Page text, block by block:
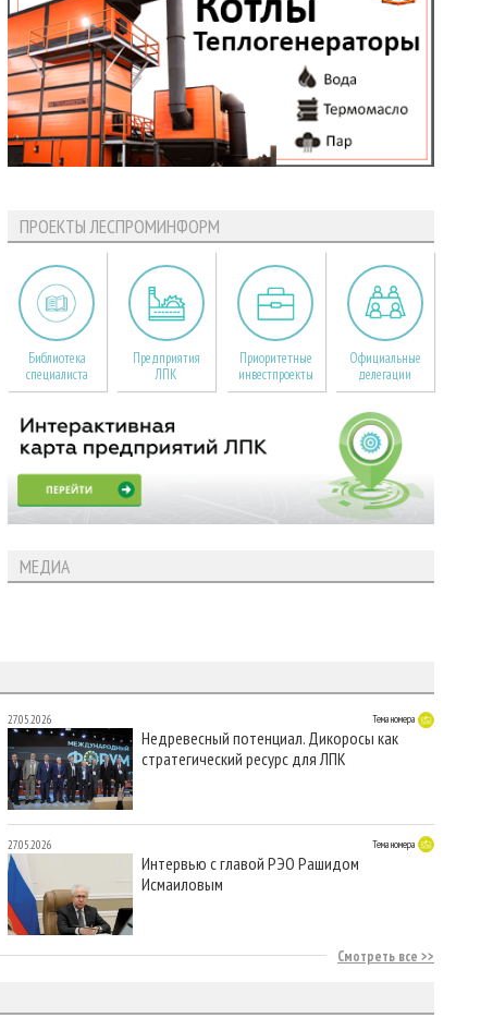
ПРОЕКТЫ ЛЕСПРОМИНФОРМ
Библиотека
специалиста
Предприятия
ЛПК
Приоритетные
инвестпроекты
Официальные
делегации
МЕДИА
27.05.2026 Тема номера
Недревесный потенциал. Дикоросы как
стратегический ресурс для ЛПК
27.05.2026 Тема номера
Интервью с главой РЭО Рашидом
Исмаиловым
Смотреть все